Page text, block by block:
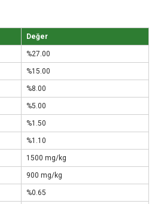
Değer
%27.00
%15.00
%8.00
%5.00
%1.50
%1.10
1500 mg/kg
900 mg/kg
%0.65